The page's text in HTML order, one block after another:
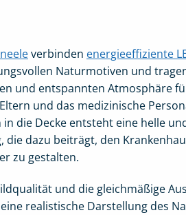
verbinden energieeffiziente
Naturmotiven und
und entspannten Atmosphäre
und das medizinische
die Decke entsteht eine helle
die dazu beiträgt, den
zu gestalten.
und die gleichmäßige
realistische Darstellung des